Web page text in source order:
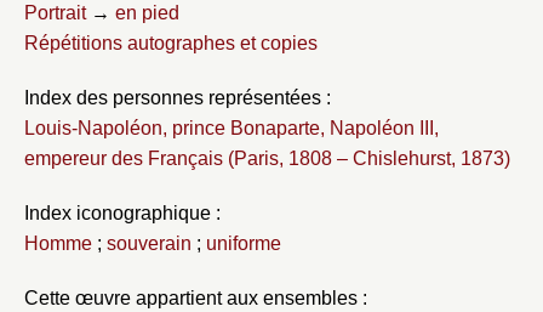
Portrait→ en pied
Répétitions autographes et copies
Index des personnes représentées :
Louis-Napoléon, prince Bonaparte, Napoléon III,
empereur des Français (Paris, 1808 – Chislehurst, 1873)
Index iconographique :
Homme ; souverain ; uniforme
Cette œuvre appartient aux ensembles :